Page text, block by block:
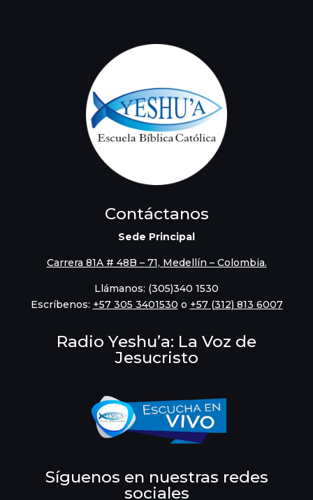
Contáctanos
Sede Principal
Carrera 81A # 48B – 71, Medellín – Colombia.
Llámanos: (305)340 1530
Escríbenos: ‪+57 305 3401530‬ o +57 (312) 813 6007
Radio Yeshu’a: La Voz de
Jesucristo
Síguenos en nuestras redes
sociales